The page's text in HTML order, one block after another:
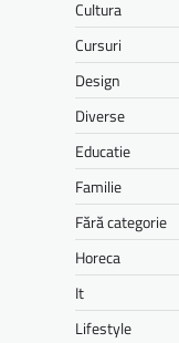
Cultura
Cursuri
Design
Diverse
Educatie
Familie
Fără categorie
Horeca
It
Lifestyle